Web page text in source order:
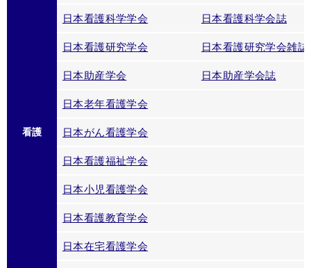
看護
日本看護科学学会 日本看護科学会誌
日本看護研究学会 日本看護研究学会雑誌
日本助産学会 日本助産学会誌
日本老年看護学会
日本がん看護学会
日本看護福祉学会
日本小児看護学会
日本看護教育学会
日本在宅看護学会